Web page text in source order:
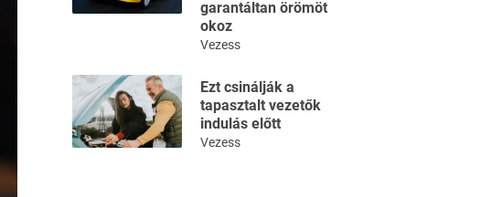
garantáltan örömöt
okoz
Vezess
Ezt csinálják a
tapasztalt vezetők
indulás előtt
Vezess